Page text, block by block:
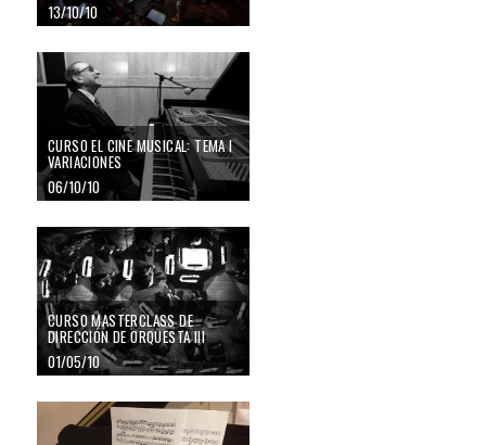
13/10/10
CURSO EL CINE MUSICAL: TEMA I
VARIACIONES
06/10/10
CURSO MASTERCLASS DE
DIRECCIÓN DE ORQUESTA III
01/05/10